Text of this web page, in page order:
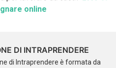
online
DI INTRAPRENDERE
di Intraprendere è formata da